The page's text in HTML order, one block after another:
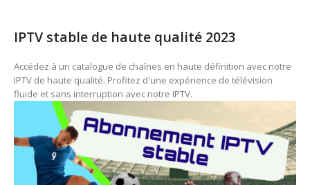
IPTV stable de haute qualité 2023
Accédez à un catalogue de chaînes en haute définition avec notre
IPTV de haute qualité. Profitez d'une expérience de télévision
fluide et sans interruption avec notre IPTV.